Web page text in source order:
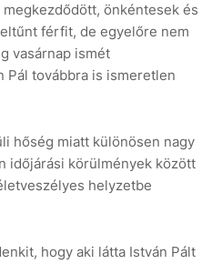
önkéntesek és
férfit, de egyelőre nem
vasárnap ismét
Pál továbbra is ismeretlen
hőség miatt különösen nagy
időjárási körülmények között
helyzetbe
hogy aki látta István Pált